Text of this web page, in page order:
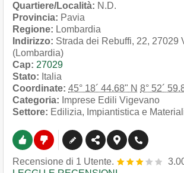
Quartiere/Località: N.D.
Provincia: Pavia
Regione: Lombardia
Indirizzo: Strada dei Rebuffi, 22, 27029
(Lombardia)
Cap: 27029
Stato: Italia
Coordinate: 45° 18´ 44.68" N 8° 52´
Categoria: Imprese Edili Vigevano
Settore: Edilizia, Impiantistica e
Recensione di 1 Utente.